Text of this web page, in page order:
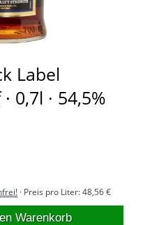
Label
0,7l · 54,5%
· Preis pro Liter:48,56 €
Warenkorb